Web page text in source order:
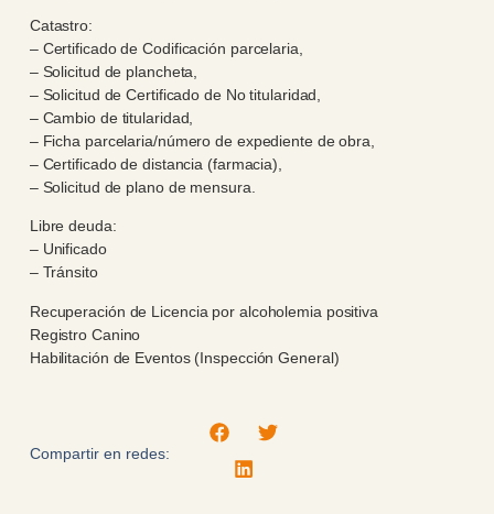
Catastro:
– Certificado de Codificación parcelaria,
– ⁠Solicitud de plancheta,
– ⁠Solicitud de Certificado de No titularidad,
– ⁠Cambio de titularidad,
– ⁠Ficha parcelaria/número de expediente de obra,
– ⁠Certificado de distancia (farmacia),
– ⁠Solicitud de plano de mensura.
Libre deuda:
– Unificado
– ⁠Tránsito
Recuperación de Licencia por alcoholemia positiva
Registro Canino
Habilitación de Eventos (Inspección General)
Compartir en redes: